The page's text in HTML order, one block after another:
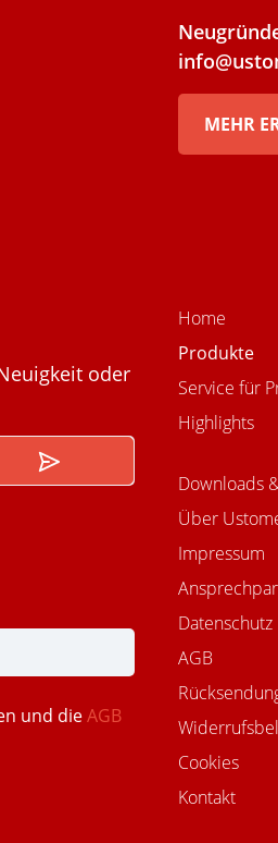
MEHR
oder
und dieAGB
Home
Produkte
Service für
Highlights
Downloads
Über
Impressum
Datenschutz
AGB
Cookies
Kontakt